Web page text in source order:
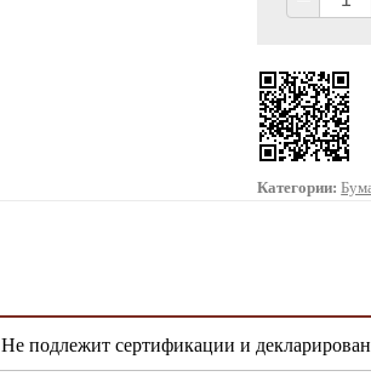
Категории:
Не подлежит сертификации и